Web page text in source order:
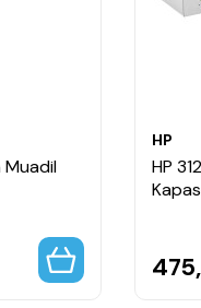
Muadil
HP
HP